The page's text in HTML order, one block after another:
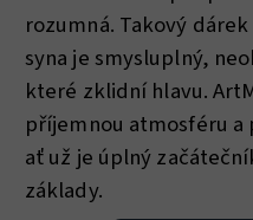
rozumná. Takový
syna je smysluplný,
které zklidní hlavu.
příjemnou atmosféru
ať už je úplný
základy.